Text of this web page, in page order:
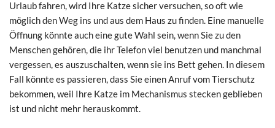
Urlaub fahren, wird Ihre Katze sicher versuchen, so oft wie
möglich den Weg ins und aus dem Haus zu finden. Eine manuelle
Öffnung könnte auch eine gute Wahl sein, wenn Sie zu den
Menschen gehören, die ihr Telefon viel benutzen und manchmal
vergessen, es auszuschalten, wenn sie ins Bett gehen. In diesem
Fall könnte es passieren, dass Sie einen Anruf vom Tierschutz
bekommen, weil Ihre Katze im Mechanismus stecken geblieben
ist und nicht mehr herauskommt.